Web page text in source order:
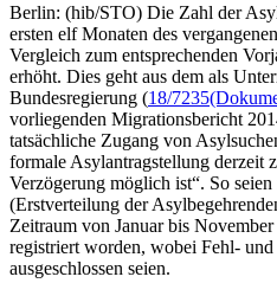
Berlin: (hib/STO) Die Zahl der
ersten elf Monaten des
Vergleich zum entsprechenden
erhöht. Dies geht aus dem als
Bundesregierung (18/7235
vorliegenden Migrationsbericht
tatsächliche Zugang von
formale Asylantragstellung derzeit
Verzögerung möglich ist“. So
(Erstverteilung der
Zeitraum von Januar bis
registriert worden, wobei Fehl-
ausgeschlossen seien.